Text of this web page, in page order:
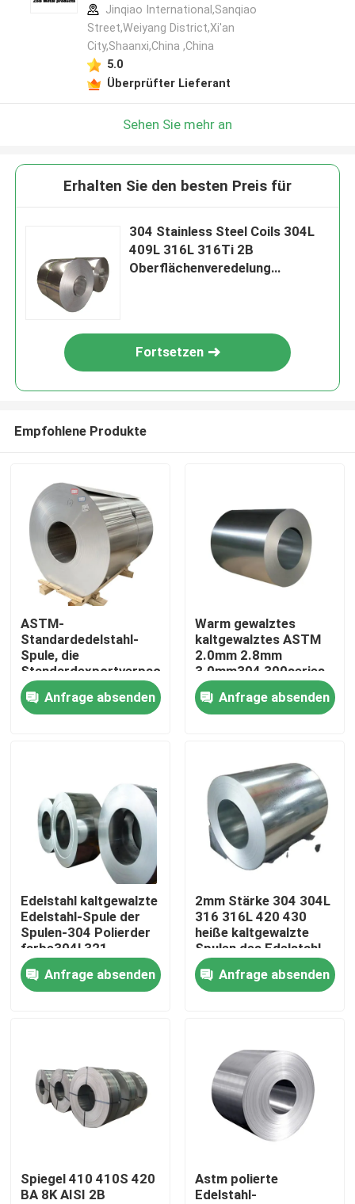
Produkte
Videos
Über uns
Werksbesichtigung
Qualitätskontrolle
Neuigkeiten
Edelstahl-Platten-Blätter
Jinqiao International,Sanqiao
Street,Weiyang District,Xi'an
City,Shaanxi,China ,China
5.0
Überprüfter Lieferant
Sehen Sie mehr an
Erhalten Sie den besten Preis für
304 Stainless Steel Coils 304L
409L 316L 316Ti 2B
Oberflächenveredelung
Fortsetzen
Empfohlene Produkte
ASTM-
Standardedelstahl-
Spule, die
Standardexportverpackung
verpackt
Anfrage absenden
Warm gewalztes
kaltgewalztes ASTM
2.0mm 2.8mm
3.0mm304 300series
schweißte Edelstahl-
Spule des Legierungs-
Grad-2B
Anfrage absenden
Edelstahl kaltgewalzte
Edelstahl-Spule der
Spulen-304 Polierder
farbe304l 321
Anfrage absenden
2mm Stärke 304 304L
316 316L 420 430
heiße kaltgewalzte
Spulen des Edelstahl-
06cr19ni10
Anfrage absenden
Spiegel 410 410S 420
BA 8K AISI 2B
Astm polierte
Edelstahl-